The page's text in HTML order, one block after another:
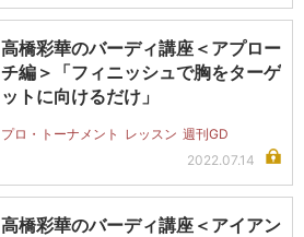
高橋彩華のバーディ講座＜アプロー
チ編＞「フィニッシュで胸をターゲ
ットに向けるだけ」
プロ・トーナメント レッスン 週刊GD
2022.07.14
高橋彩華のバーディ講座＜アイアン